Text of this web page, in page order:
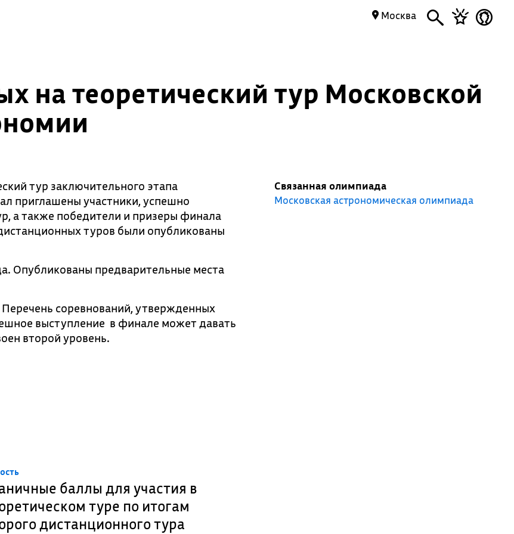
Москва
на теоретический тур Московской
тур заключительного этапа
приглашены участники, успешно
а также победители и призеры финала
туров были опубликованы
Опубликованы предварительные места
соревнований, утвержденных
выступление в финале может давать
второй уровень.
Связанная олимпиада
Московская астрономическая олимпиада
баллы для участия в
туре по итогам
дистанционного тура